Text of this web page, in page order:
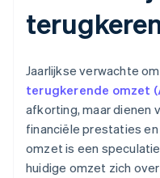
Jaarlijkse verwachte
terugkerende omzet
afkorting, maar dienen
financiële prestaties
omzet is een
huidige omzet zich